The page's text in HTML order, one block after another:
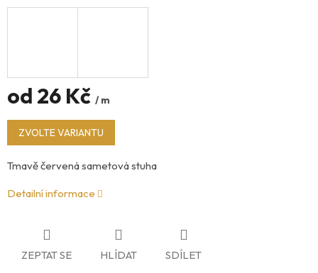
od 26 Kč / m
Měrná
cena:
ZVOLTE VARIANTU
Tmavě červená sametová stuha
Detailní informace
ZEPTAT SE HLÍDAT SDÍLET